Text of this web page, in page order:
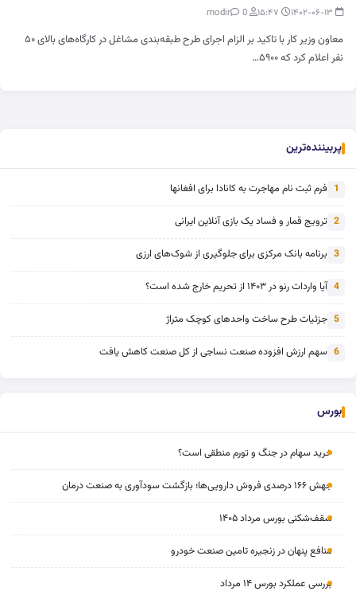
0
معاون وزیر کار با تاکید بر الزام اجرای طرح طبقه‌بندی مشاغل در کارگاه‌های بالای ۵۰
نفر اعلام کرد که ۵۹۰۰…
پربیننده‌ترین
1 فرم ثبت نام مهاجرت به کانادا برای افغانها
2 ترویج قمار و فساد یک بازی آنلاین ایرانی
3 برنامه بانک مرکزی برای جلوگیری از شوک‌های ارزی
4 آیا واردات رنو در ۱۴۰۳ از تحریم خارج شده است؟
5 جزئیات طرح ساخت واحدهای کوچک متراژ
6 سهم ارزش افزوده صنعت نساجی از کل صنعت کاهش یافت
بورس
خرید سهام در جنگ و تورم منطقی است؟
جهش ۱۶۶ درصدی فروش دارویی‌ها؛ بازگشت سودآوری به صنعت درمان
سقف‌شکنی بورس مرداد ۱۴۰۵
منافع پنهان در زنجیره تامین صنعت خودرو
بررسی عملکرد بورس ۱۴ مرداد